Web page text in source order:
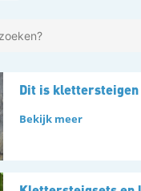
Dit is klettersteigen
Bekijk meer